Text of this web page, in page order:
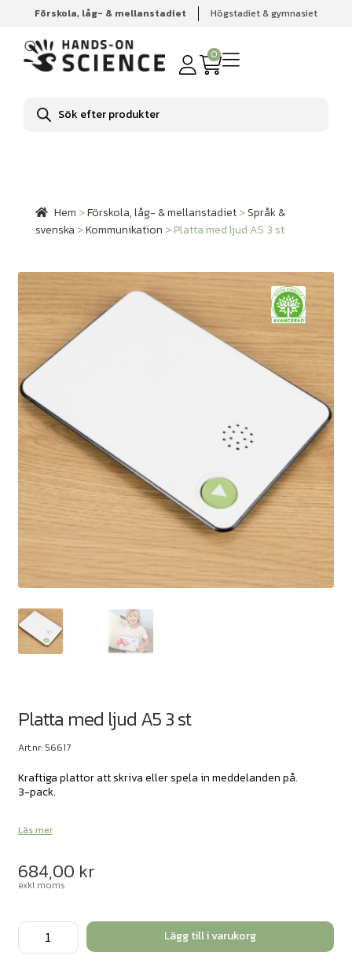
Förskola, låg- & mellanstadiet Högstadiet & gymnasiet
0
Produktsökning
Hem Förskola, låg- & mellanstadiet
Språk & svenska
Kommunikation
Platta med ljud A5 3 st
Hem >Förskola, låg- & mellanstadiet>Språk &
svenska >Kommunikation >Platta med ljud A5 3 st
Platta med ljud A5 3 st
Art.nr: 56617
Kraftiga plattor att skriva eller spela in meddelanden på.
3-pack.
Läs mer
684,00 kr
exkl moms
Platta
med
Lägg till i varukorg